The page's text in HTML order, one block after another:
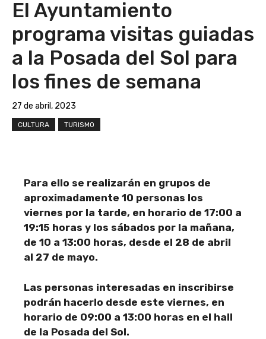
El Ayuntamiento
programa visitas guiadas
a la Posada del Sol para
los fines de semana
27 de abril, 2023
CULTURA TURISMO
Para ello se realizarán en grupos de
aproximadamente 10 personas los
viernes por la tarde, en horario de 17:00 a
19:15 horas y los sábados por la mañana,
de 10 a 13:00 horas, desde el 28 de abril
al 27 de mayo.
Las personas interesadas en inscribirse
podrán hacerlo desde este viernes, en
horario de 09:00 a 13:00 horas en el hall
de la Posada del Sol.